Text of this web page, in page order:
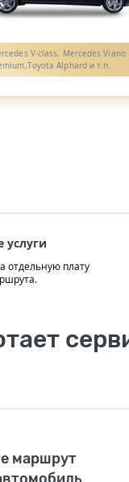
V-class, Mercedes Viano
Alphard и т.п.
отдельную плату
маршрут